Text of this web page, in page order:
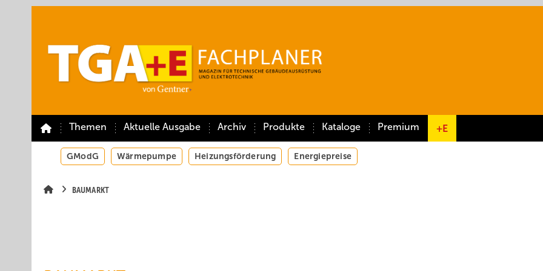
Themen Aktuelle Ausgabe Archiv Produkte Kataloge Premium +E
GModG Wärmepumpe Heizungsförderung Energiepreise
BAUMARKT